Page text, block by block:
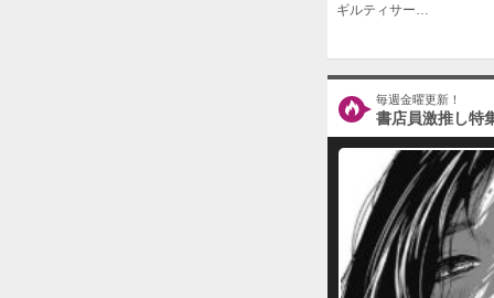
ギルティサークル
毎週金曜更新！
書店員激推し特